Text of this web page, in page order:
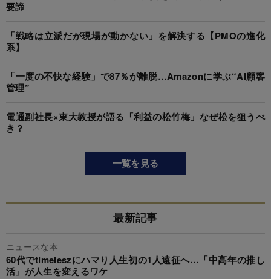
要諦
「戦略は立派だが現場が動かない」を解決する【PMOの進化
系】
「一度の不快な経験」で87％が離脱…Amazonに学ぶ“AI顧客
管理”
電通副社長×東大教授が語る「利益の松竹梅」なぜ松を狙うべ
き？
一覧を見る
最新記事
ニュースな本
60代でtimeleszにハマり人生初の1人遠征へ…「中高年の推し
活」が人生を変えるワケ